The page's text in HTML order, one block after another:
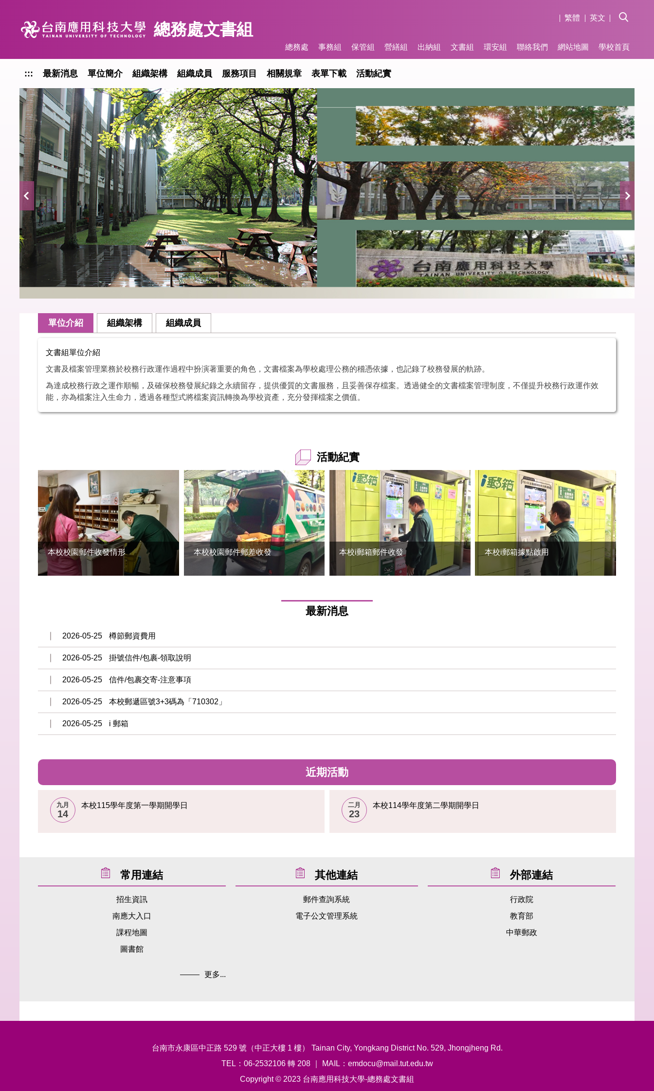
總務處文書組
繁體 英文
::: 最新消息 單位簡介 組織架構 組織成員 服務項目 相關規章 表單下載 活動紀實
總務處 事務組 保管組 營繕組 出納組 文書組 環安組 聯絡我們 網站地圖 學校首頁
單位介紹 組織架構 組織成員
文書組單位介紹
文書及檔案管理業務於校務行政運作過程中扮演著重要的角色，文書檔案為學校處理公務的稽憑依據，也記錄了校務發展的軌跡。
為達成校務行政之運作順暢，及確保校務發展紀錄之永續留存，提供優質的文書服務，且妥善保存檔案。透過健全的文書檔案管理制度，不僅提升校務行政運作效
能，亦為檔案注入生命力，透過各種型式將檔案資訊轉換為學校資產，充分發揮檔案之價值。
活動紀實
本校校園郵件收發情形 本校校園郵件郵差收發 本校i郵箱郵件收發 本校i郵箱據點啟用
最新消息
2026-05-25 樽節郵資費用
2026-05-25 掛號信件/包裹-領取說明
2026-05-25 信件/包裹交寄-注意事項
2026-05-25 本校郵遞區號3+3碼為「710302」
2026-05-25 i 郵箱
近期活動
本校115學年度第一學期開學日
九月
14
本校114學年度第二學期開學日
二月
23
常用連結
招生資訊
南應大入口
課程地圖
圖書館
更多...
其他連結
郵件查詢系統
電子公文管理系統
外部連結
行政院
教育部
中華郵政
台南市永康區中正路 529 號（中正大樓 1 樓） Tainan City, Yongkang District No. 529, Jhongjheng Rd.
TEL：06-2532106 轉 208 ｜ MAIL：emdocu@mail.tut.edu.tw
Copyright © 2023 台南應用科技大學-總務處文書組